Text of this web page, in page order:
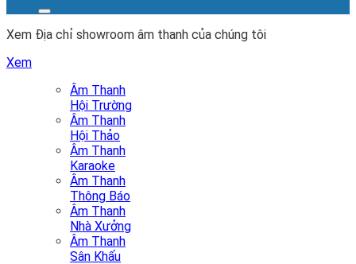
Xem Địa chỉ showroom âm thanh của chúng tôi
Xem
Âm Thanh
Hội Trường
Âm Thanh
Hội Thảo
Âm Thanh
Karaoke
Âm Thanh
Thông Báo
Âm Thanh
Nhà Xưởng
Âm Thanh
Sân Khấu